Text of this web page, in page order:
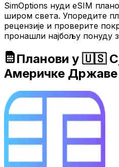
SimOptions нуди eSIM
широм света. Упоредите
рецензије и проверите
пронашли најбољу понуду
Планови у 🇺🇸
Америчке Државе